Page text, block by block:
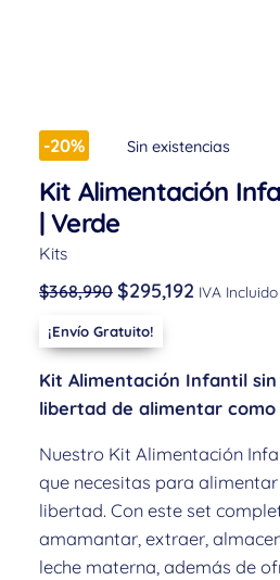
-20% Sin existencias
Kit Alimentación
| Verde
Kits
$368,990 $295,192 IVA Incluido
¡Envío Gratuito!
Kit Alimentación Infantil
libertad de alimentar como
Nuestro Kit Alimentación
que necesitas para
libertad. Con este set
amamantar, extraer,
leche materna, además de